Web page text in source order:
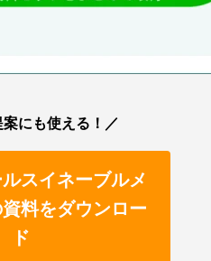
にも使える！／
ルスイネーブルメ
料をダウンロー
ド